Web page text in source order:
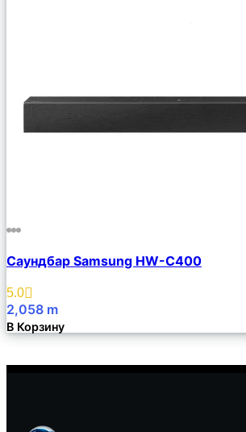
Описание
Избранное
Саундбар Samsung HW-C400
5.0
2,058 m
В Корзину